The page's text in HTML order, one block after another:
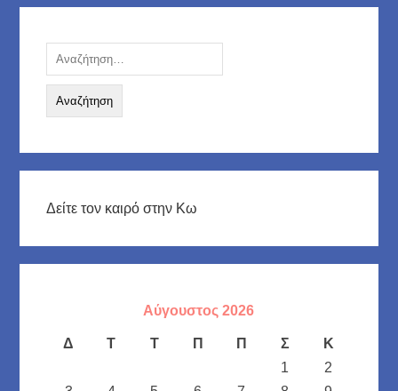
Αναζήτηση
για:
Δείτε τον καιρό στην Κω
Αύγουστος 2026
Δ Τ Τ Π Π Σ
Κ
1
2